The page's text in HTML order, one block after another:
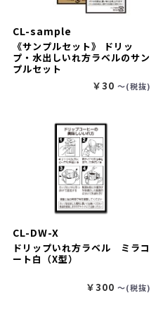
CL-sample
《サンプルセット》 ドリッ
プ・水出しいれ方ラベルのサン
プルセット
￥30 〜(税抜)
CL-DW-X
ドリップいれ方ラベル ミラコ
ート白（X型）
￥300 〜(税抜)